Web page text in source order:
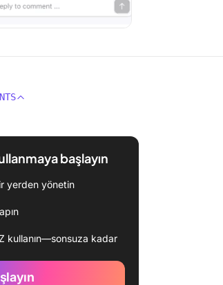
başlayın
yerden yönetin
kullanın—sonsuza kadar